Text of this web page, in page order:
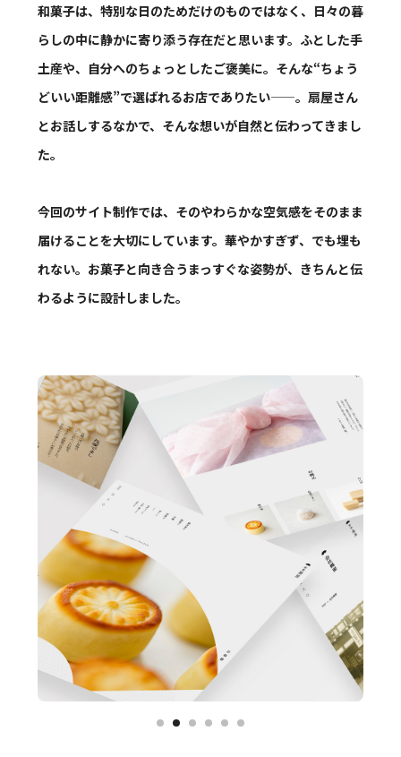
和菓子は、特別な日のためだけのものではなく、日々の暮
らしの中に静かに寄り添う存在だと思います。ふとした手
土産や、自分へのちょっとしたご褒美に。そんな“ちょう
どいい距離感”で選ばれるお店でありたい——。扇屋さん
とお話しするなかで、そんな想いが自然と伝わってきまし
た。
今回のサイト制作では、そのやわらかな空気感をそのまま
届けることを大切にしています。華やかすぎず、でも埋も
れない。お菓子と向き合うまっすぐな姿勢が、きちんと伝
わるように設計しました。